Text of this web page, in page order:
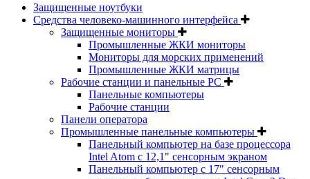
Защищенные ноутбуки
Средства человеко-машинного интерфейса
Защищенные мониторы
Промышленные ЖКИ мониторы
Мониторы для морских применений
Промышленные ЖКИ матрицы
Рабочие станции и панельные РС
Панельные компьютеры
Рабочие станции
Панели оператора
Промышленные панельные компьютеры
Панельный компьютер на базе процессора
Intel Atom с 12,1" сенсорным экраном
Панельный компьютер с 17" сенсорным